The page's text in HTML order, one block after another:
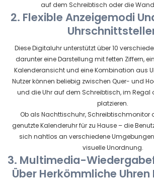
auf dem Schreibtisch oder die
2. Flexible Anzeigemodi
Diese Digitaluhr unterstützt über 10
darunter eine Darstellung mit fetten Ziffern,
Kalenderansicht und eine Kombination aus
Nutzer können beliebig zwischen Quer- und
und die Uhr auf dem Schreibtisch, im Regal
platzieren.
Ob als Nachttischuhr, Schreibtischmonitor
genutzte Kalenderuhr für zu Hause – die
sich nahtlos an verschiedene
visuelle Unordnung.
3. Multimedia-
Über Herkömmliche